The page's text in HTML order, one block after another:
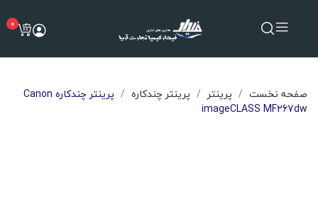
0
صفحه نخست پرینتر پرینتر چندکاره
پرینتر چندکاره Canon
imageCLASS MF267dw